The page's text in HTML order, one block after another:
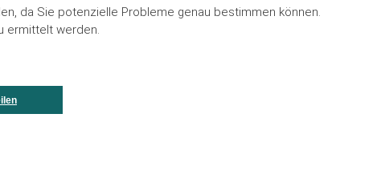
da Sie potenzielle Probleme genau bestimmen können.
ermittelt werden.